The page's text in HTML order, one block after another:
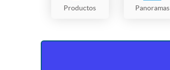
Productos Panoramas